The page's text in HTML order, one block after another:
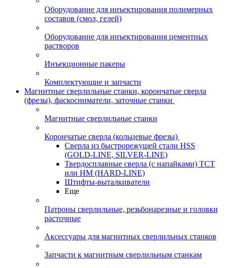
Оборудование для инъектирования полимерных
составов (смол, гелей)
Оборудование для инъектирования цементных
растворов
Инъекционные пакеры
Комплектующие и запчасти
Магнитные сверлильные станки, корончатые сверла
(фрезы), фаскосниматели, заточные станки
Магнитные сверлильные станки
Корончатые сверла (кольцевые фрезы)
Сверла из быстрорежущей стали HSS
(GOLD-LINE, SILVER-LINE)
Твердосплавные сверла (с напайками) ТСТ
или HM (HARD-LINE)
Штифты-выталкиватели
Еще
Патроны сверлильные, резьбонарезные и головки
расточные
Аксессуары для магнитных сверлильных станков
Запчасти к магнитным сверлильным станкам